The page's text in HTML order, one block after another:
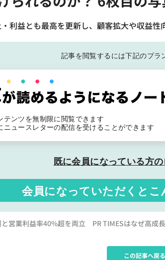
利益とも最高を更新し、顧客拡大や収益性
記事を閲覧するには下記のプラ
テンツを無制限に閲覧できます
ニュースレターの配信を受けることができます
既に会員になっている方の
会員になっていただくと こ
営業利益率40%超を両立 PR TIMESはなぜ高成
この記事へ戻る